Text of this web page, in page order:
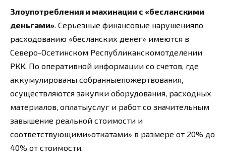
Злоупотребления и махинации с «бесланскими
деньгами» . Серьезные финансовые нарушенияпо
расходованию «бесланских денег» имеются в
Северо-Осетинском Республиканскомотделении
РКК. По оперативной информации со счетов, где
аккумулированы собранныепожертвования,
осуществляются закупки оборудования, расходных
материалов, оплатыуслуг и работ со значительным
завышение реальной стоимости и
соответствующими»откатами» в размере от 20% до
40% от стоимости.